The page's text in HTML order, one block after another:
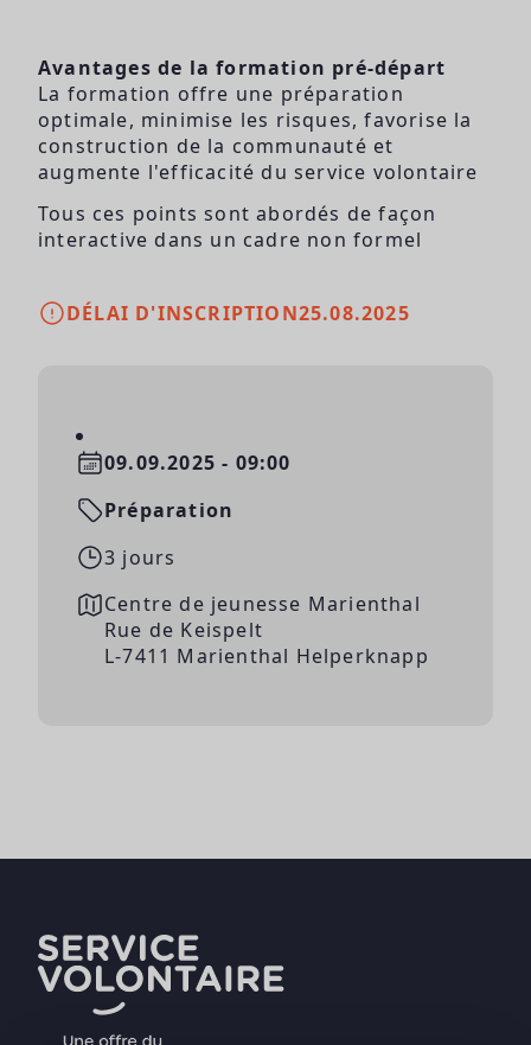
Avantages de la formation pré-départ
La formation offre une préparation
optimale, minimise les risques, favorise la
construction de la communauté et
augmente l'efficacité du service volontaire
Tous ces points sont abordés de façon
interactive dans un cadre non formel
DÉLAI D'INSCRIPTION25.08.2025
09.09.2025 - 09:00
Préparation
3 jours
Centre de jeunesse Marienthal
Rue de Keispelt
L-7411 Marienthal Helperknapp